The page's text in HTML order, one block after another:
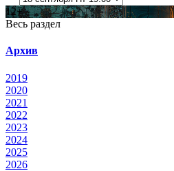
12+
Весь раздел
Архив
2019
2020
2021
2022
2023
2024
2025
2026